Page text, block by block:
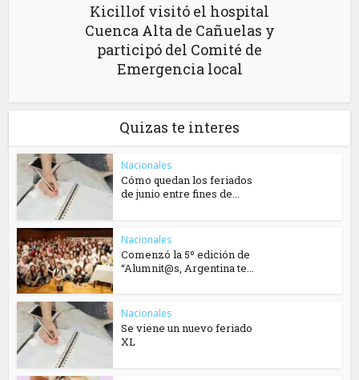
Kicillof visitó el hospital
Cuenca Alta de Cañuelas y
participó del Comité de
Emergencia local
Quizas te interes
Nacionales
Cómo quedan los feriados
de junio entre fines de...
Nacionales
Comenzó la 5º edición de
“Alumnit@s, Argentina te...
Nacionales
Se viene un nuevo feriado
XL